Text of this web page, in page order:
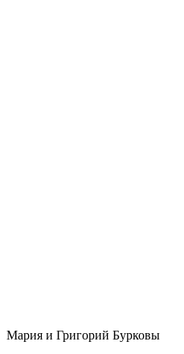
Мария и Григорий Бурковы